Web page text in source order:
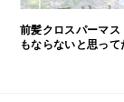
前髪クロスパーマ
もならないと思っ